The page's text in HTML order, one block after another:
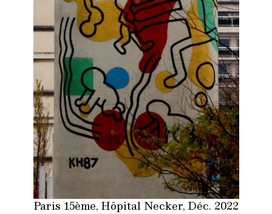
Paris 15ème, Hôpital Necker, Déc. 2022